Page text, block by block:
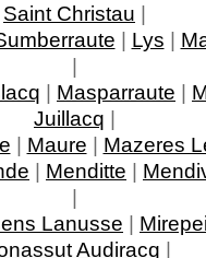
Saint Christau |
| Lys |
|
| Masparraute |
Juillacq |
| Maure | Mazeres
| Menditte |
|
Lanusse |
Audiracq |